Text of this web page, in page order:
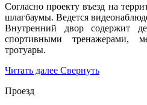
Согласно проекту въезд на
шлагбаумы. Ведется
Внутренний двор содержит
спортивными тренажерами,
тротуары.
Читать далее Свернуть
Проезд